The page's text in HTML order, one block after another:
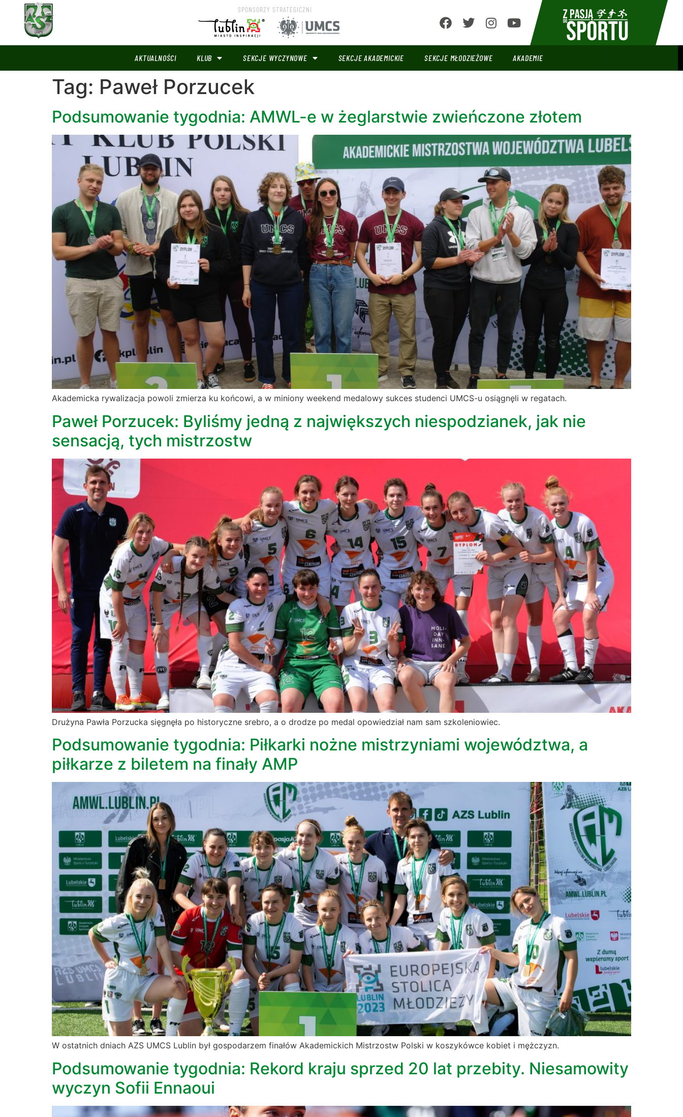
SPONSORZY STRATEGICZNI
AKTUALNOŚCI KLUB SEKCJE WYCZYNOWE SEKCJE AKADEMICKIE SEKCJE MŁODZIEŻOWE AKADEMIE
Tag: Paweł Porzucek
Podsumowanie tygodnia: AMWL-e w żeglarstwie zwieńczone złotem
Akademicka rywalizacja powoli zmierza ku końcowi, a w miniony weekend medalowy sukces studenci UMCS-u osiągnęli w regatach.
Paweł Porzucek: Byliśmy jedną z największych niespodzianek, jak nie
sensacją, tych mistrzostw
Drużyna Pawła Porzucka sięgnęła po historyczne srebro, a o drodze po medal opowiedział nam sam szkoleniowiec.
Podsumowanie tygodnia: Piłkarki nożne mistrzyniami województwa, a
piłkarze z biletem na finały AMP
W ostatnich dniach AZS UMCS Lublin był gospodarzem finałów Akademickich Mistrzostw Polski w koszykówce kobiet i mężczyzn.
Podsumowanie tygodnia: Rekord kraju sprzed 20 lat przebity. Niesamowity
wyczyn Sofii Ennaoui